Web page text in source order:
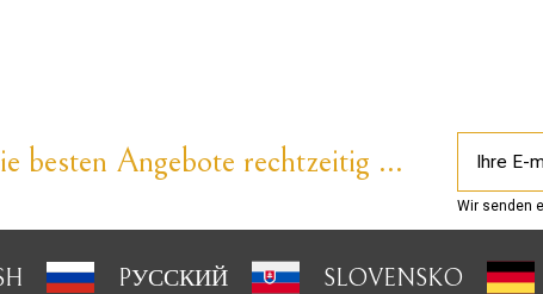
besten Angebote rechtzeitig ...
Wir senden
PУССКИЙ SLOVENSKO